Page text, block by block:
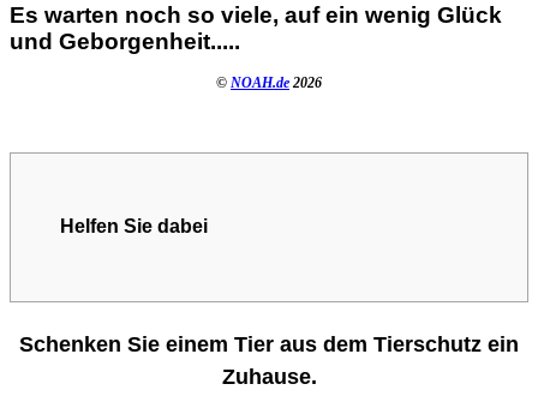
Es warten noch so viele, auf ein wenig Glück
und Geborgenheit.....
© NOAH.de 2026
Helfen Sie dabei
Schenken Sie einem Tier aus dem Tierschutz ein
Zuhause.